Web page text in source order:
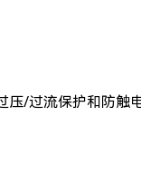
/过流保护和防触